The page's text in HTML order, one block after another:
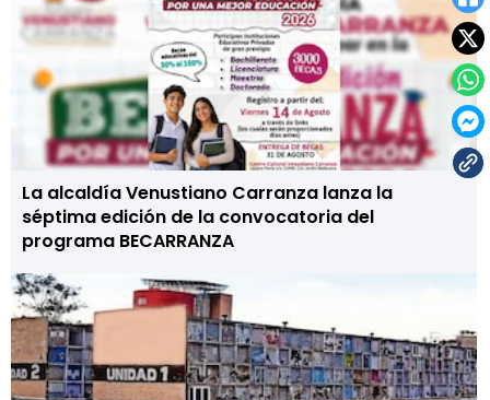
La alcaldía Venustiano Carranza lanza la
séptima edición de la convocatoria del
programa BECARRANZA